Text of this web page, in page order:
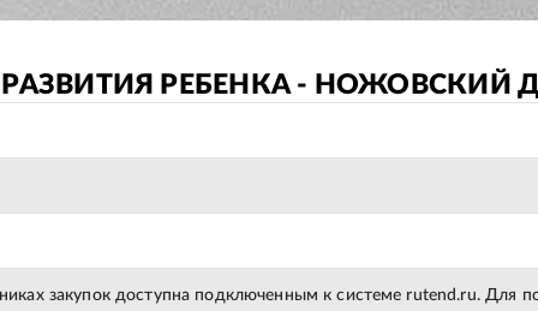
РЕБЕНКА - НОЖОВСКИЙ
закупок доступна подключенным к системе rutend.ru. Для